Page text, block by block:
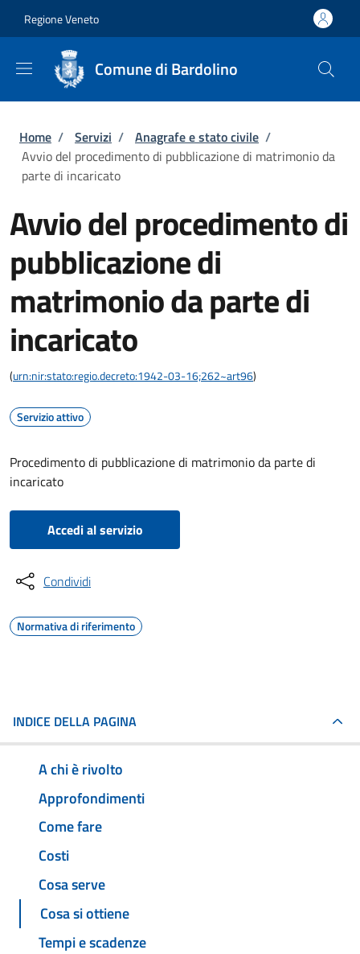
Regione Veneto
Comune di Bardolino
Briciole di pane
Home / Servizi / Anagrafe e stato civile /
Avvio del procedimento di pubblicazione di matrimonio da
parte di incaricato
Avvio del procedimento di
pubblicazione di
matrimonio da parte di
incaricato
(urn:nir:stato:regio.decreto:1942-03-16;262~art96)
Servizio attivo
Procedimento di pubblicazione di matrimonio da parte di
incaricato
Accedi al servizio
Condividi
Normativa di riferimento
INDICE DELLA PAGINA
A chi è rivolto
Approfondimenti
Come fare
Costi
Cosa serve
Cosa si ottiene
Tempi e scadenze